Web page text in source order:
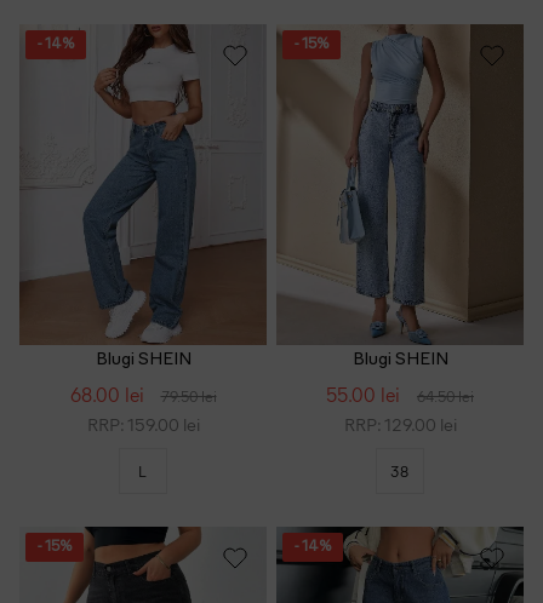
- 14%
Blugi SHEIN
68.00 lei 79.50 lei
RRP: 159.00 lei
L
- 15%
Blugi SHEIN
55.00 lei 64.50 lei
RRP: 129.00 lei
38
- 15% - 14%